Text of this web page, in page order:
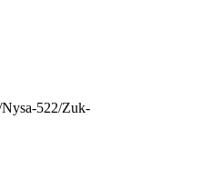
522/Zuk-